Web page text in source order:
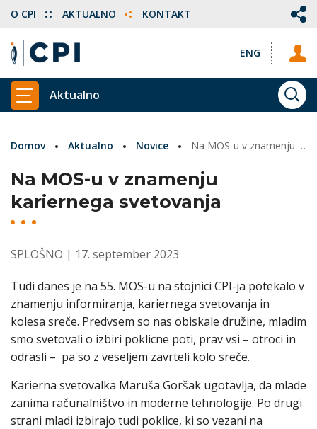
ENG
O CPI AKTUALNO KONTAKT
PRIKAŽI GLAVNI MENI
Aktualno
Domov Aktualno Novice Na MOS-u v znamenju kariernega svetovanja
Na MOS-u v znamenju
kariernega svetovanja
SPLOŠNO | 17. september 2023
Tudi danes je na 55. MOS-u na stojnici CPI-ja potekalo v
znamenju informiranja, kariernega svetovanja in
kolesa sreče. Predvsem so nas obiskale družine, mladim
smo svetovali o izbiri poklicne poti, prav vsi – otroci in
odrasli – pa so z veseljem zavrteli kolo sreče.
Karierna svetovalka Maruša Goršak ugotavlja, da mlade
zanima računalništvo in moderne tehnologije. Po drugi
strani mladi izbirajo tudi poklice, ki so vezani na